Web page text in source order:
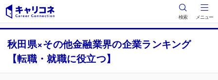
検索 メニュー
秋田県×その他金融業界の企業ランキング
【転職・就職に役立つ】